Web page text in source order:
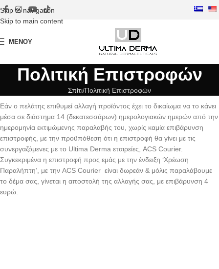
Skip to navigation
Skip to main content
ΜΕΝΟΎ
Πολιτική Επιστροφών
Σπίτι Πολιτική Επιστροφών
Εάν ο πελάτης επιθυμεί αλλαγή προϊόντος έχει το δικαίωμα να το κάνει
μέσα σε διάστημα 14 (δεκατεσσάρων) ημερολογιακών ημερών από την
ημερομηνία εκτιμώμενης παραλαβής του, χωρίς καμία επιβάρυνση
επιστροφής, με την προϋπόθεση ότι η επιστροφή θα γίνει με τις
συνεργαζόμενες με το Ultima Derma εταιρείες, ACS Courier.
Συγκεκριμένα η επιστροφή προς εμάς με την ένδειξη ‘Χρέωση
Παραλήπτη’, με την ACS Courier είναι δωρεάν & μόλις παραλάβουμε
το δέμα σας, γίνεται η αποστολή της αλλαγής σας, με επιβάρυνση 4
ευρώ.